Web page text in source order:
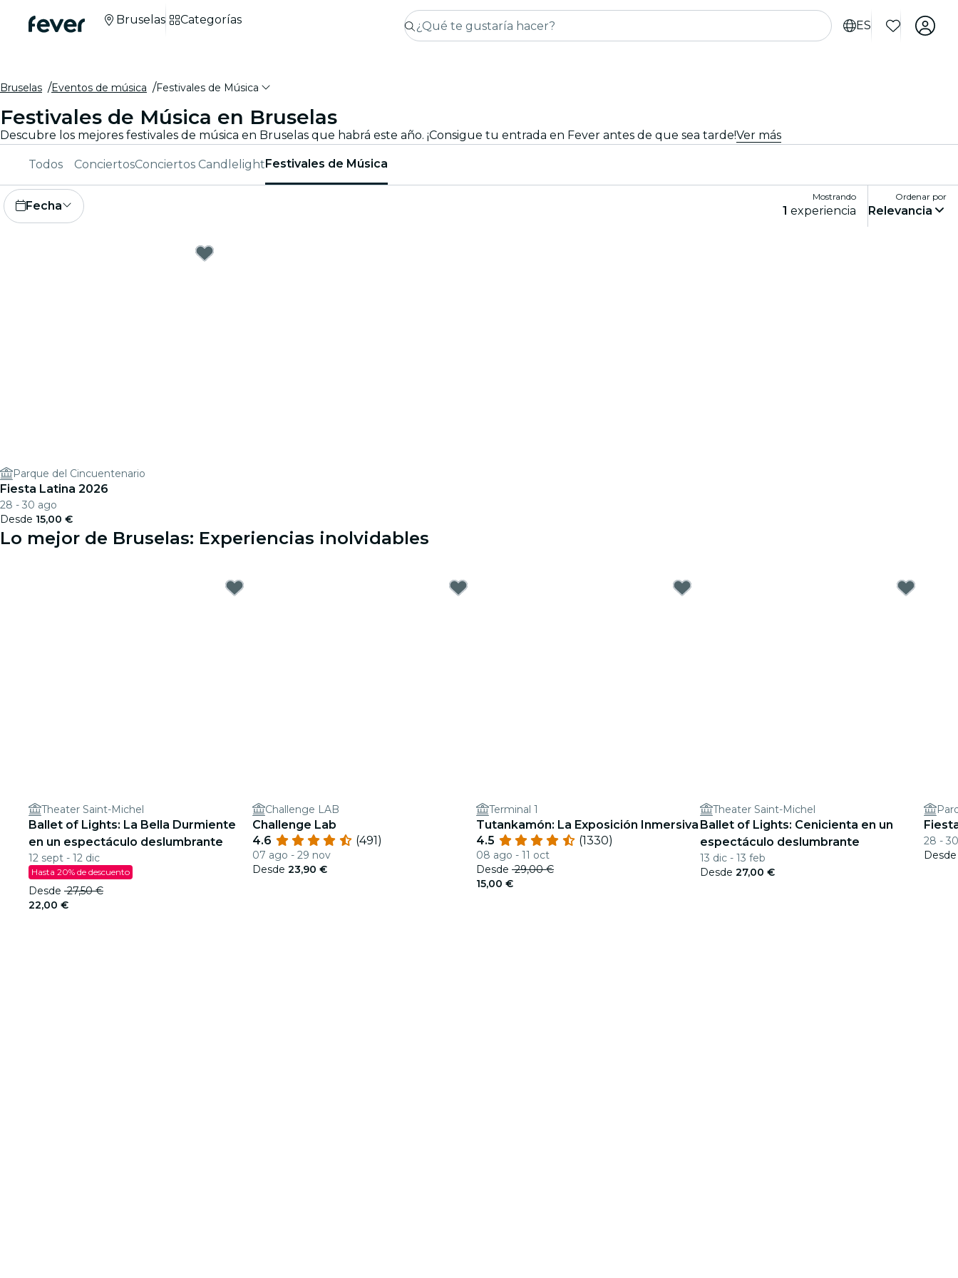
ES
Bruselas Categorías
Bruselas Eventos de música Festivales de Música
Festivales de Música en Bruselas
Descubre los mejores festivales de música en Bruselas que habrá este año. ¡Consigue tu entrada en Fever antes de que sea tarde!Ver más
Todos ConciertosConciertos CandlelightFestivales de Música
Fecha
Mostrando
1 experiencia
Ordenar por
Relevancia
Parque del Cincuentenario
Fiesta Latina 2026
28 - 30 ago
Desde 15,00 €
Lo mejor de Bruselas: Experiencias inolvidables
Theater Saint-Michel
Ballet of Lights: La Bella Durmiente
en un espectáculo deslumbrante
12 sept - 12 dic
Hasta 20% de descuento
Desde 27,50 €
22,00 €
Challenge LAB
Challenge Lab
4.6
(491)
07 ago - 29 nov
Desde 23,90 €
Terminal 1
Tutankamón: La Exposición Inmersiva
4.5
(1330)
08 ago - 11 oct
Desde 29,00 €
15,00 €
Theater Saint-Michel
Ballet of Lights: Cenicienta en un
espectáculo deslumbrante
13 dic - 13 feb
Desde 27,00 €
28 -